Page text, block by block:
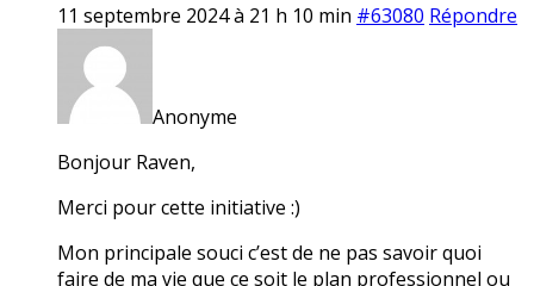
11 septembre 2024 à 21 h 10 min #63080 Répondre
Anonyme
Bonjour Raven,
Merci pour cette initiative :)
Mon principale souci c’est de ne pas savoir quoi
faire de ma vie que ce soit le plan professionnel ou